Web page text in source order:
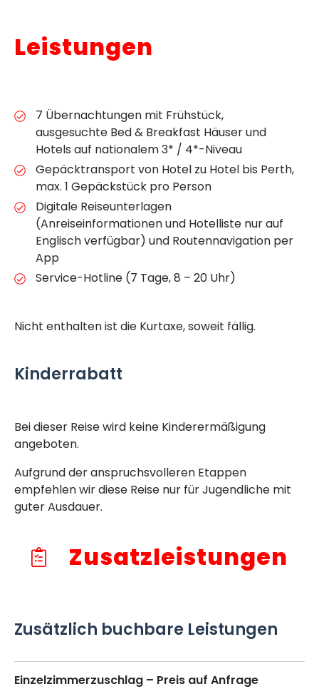
Leistungen
7 Übernachtungen mit Frühstück,
ausgesuchte Bed & Breakfast Häuser und
Hotels auf nationalem 3* / 4*-Niveau
Gepäcktransport von Hotel zu Hotel bis Perth,
max. 1 Gepäckstück pro Person
Digitale Reiseunterlagen
(Anreiseinformationen und Hotelliste nur auf
Englisch verfügbar) und Routennavigation per
App
Service-Hotline (7 Tage, 8 – 20 Uhr)
Nicht enthalten ist die Kurtaxe, soweit fällig.
Kinderrabatt
Bei dieser Reise wird keine Kinderermäßigung
angeboten.
Aufgrund der anspruchsvolleren Etappen
empfehlen wir diese Reise nur für Jugendliche mit
guter Ausdauer.
Zusatzleistungen
Zusätzlich buchbare Leistungen
Einzelzimmerzuschlag – Preis auf Anfrage